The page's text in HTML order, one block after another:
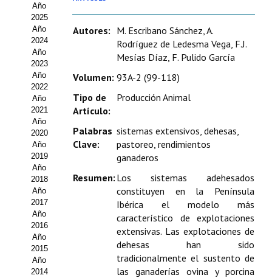
Estatutos
Hacerse socio
Noticias
Galería de Fotos
Web AIDA 2.0
REVISTA ITEA
Presentación ITEA
Equipo Editorial
Leer revista ITEA
Directrices para autores/as
Políticas Editoriales
Año
2025
Año
2024
Año
2023
Año
2022
Año
2021
Año
2020
Año
2019
Año
2018
Año
2017
Año
2016
Año
2015
Año
2014
Autores: M. Escribano Sánchez, A.
Rodríguez de Ledesma Vega, F.J.
Mesías Díaz, F. Pulido García
Volumen: 93A-2 (99-118)
Tipo de
Artículo:
Producción Animal
Palabras
Clave:
sistemas extensivos, dehesas,
pastoreo, rendimientos
ganaderos
Resumen: Los sistemas adehesados
constituyen en la Península
Ibérica el modelo más
característico de explotaciones
extensivas. Las explotaciones de
dehesas han sido
tradicionalmente el sustento de
las ganaderías ovina y porcina